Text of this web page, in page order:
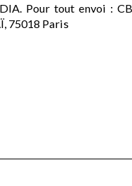
Pour tout envoi :
75018 Paris